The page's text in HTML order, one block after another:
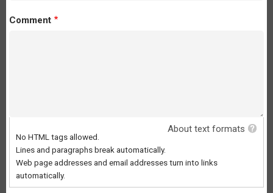
Comment
About text formats
No HTML tags allowed.
Lines and paragraphs break automatically.
Web page addresses and email addresses turn into links
automatically.